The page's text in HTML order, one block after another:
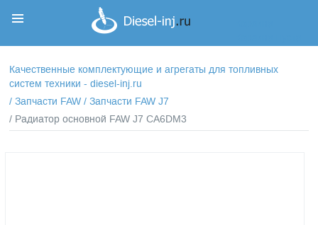
Качественные комплектующие и агрегаты для топливных
систем техники - diesel-inj.ru
/Запчасти FAW /Запчасти FAW J7
/ Радиатор основной FAW J7 CA6DM3